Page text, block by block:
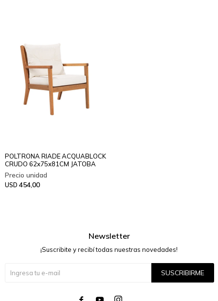
POLTRONA RIADE ACQUABLOCK
CRUDO 62x75x81CM JATOBA
USD 454,00
Newsletter
¡Suscribite y recibí todas nuestras novedades!
SUSCRIBIRME
  